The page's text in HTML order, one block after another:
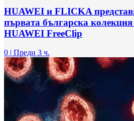
HUAWEI и FLICKA
първата българска
HUAWEI FreeClip
0 | Преди 3 ч.